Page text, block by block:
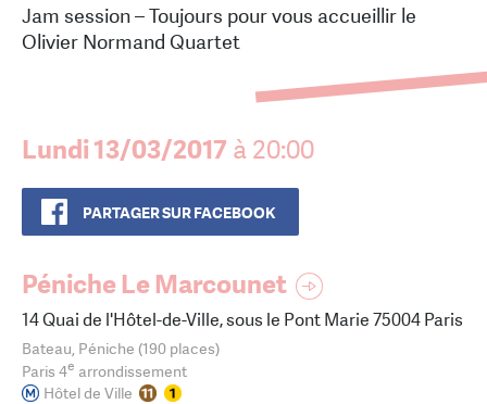
Jam session – Toujours pour vous accueillir le
Olivier Normand Quartet
Lundi 13/03/2017 à 20:00
PARTAGER SUR FACEBOOK
Péniche Le Marcounet
14 Quai de l'Hôtel-de-Ville, sous le Pont Marie 75004 Paris
Bateau, Péniche (190 places)
Paris 4e arrondissement
Hôtel de Ville